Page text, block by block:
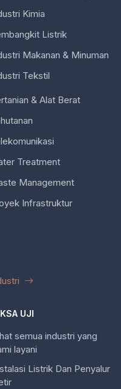
Kimia
Listrik
Makanan & Minuman
Tekstil
& Alat Berat
Treatment
Management
Infrastruktur
UJI
semua industri yang
layani
Listrik Dan Penyalur